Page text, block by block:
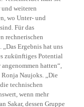
weiteren
wo Unter- und
Für das
rechnerischen
Ergebnis hat uns
zukünftiges Potential
hatten“,
Naujoks. „Die
technischen
wenn mehr
Sakar, dessen Gruppe